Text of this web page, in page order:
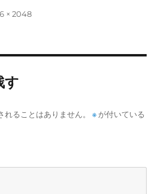
× 2048
す
ることはありません。 ※ が付いている